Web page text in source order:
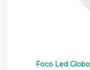
Foco Led